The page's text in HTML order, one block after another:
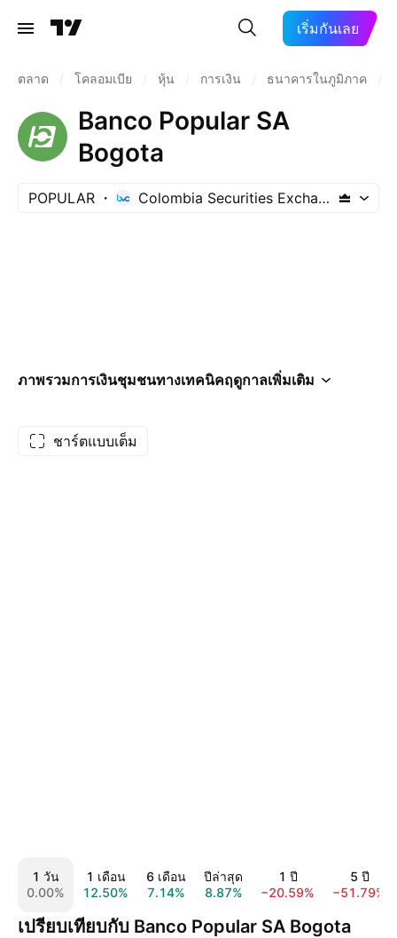
เริ่มกันเลย
ตลาด โคลอมเบีย หุ้น การเงิน ธนาคารในภูมิภาค
Banco Popular SA
Bogota
POPULAR Colombia Securities Exchange
ภาพรวมการเงินชุมชนทางเทคนิคฤดูกาลเพิ่มเติม
ชาร์ตแบบเต็ม
1 วัน
0.00%
1 เดือน
12.50%
6 เดือน
7.14%
ปีล่าสุด
8.87%
1 ปี
−20.59%
5 ปี
−51.79%
เปรียบเทียบกับ Banco Popular SA Bogota